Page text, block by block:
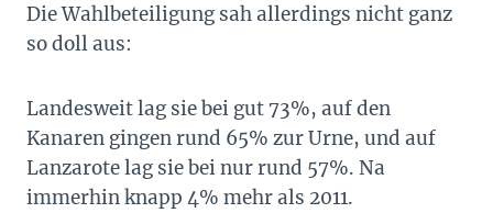
Die Wahlbeteiligung sah allerdings nicht ganz
so doll aus:
Landesweit lag sie bei gut 73%, auf den
Kanaren gingen rund 65% zur Urne, und auf
Lanzarote lag sie bei nur rund 57%. Na
immerhin knapp 4% mehr als 2011.